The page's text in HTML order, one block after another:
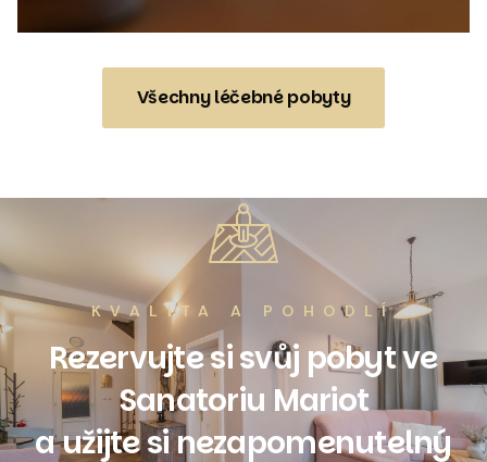
Všechny léčebné pobyty
KVALITA A POHODLÍ
Rezervujte si svůj pobyt ve
Sanatoriu Mariot
a užijte si nezapomenutelný